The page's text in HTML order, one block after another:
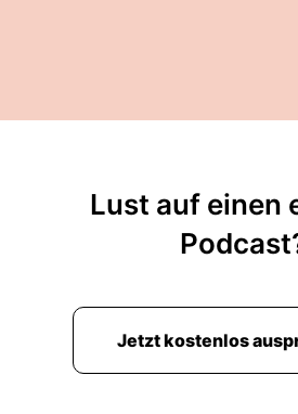
Lust auf einen
Jetzt kostenlos